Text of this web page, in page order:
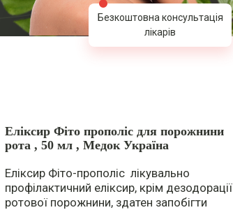
Безкоштовна консультація
лікарів
Еліксир Фіто прополіс для порожнини
рота , 50 мл , Медок Україна
Еліксир Фіто-прополіс лікувально
профілактичний еліксир, крім дезодорації
ротової порожнини, здатен запобігти